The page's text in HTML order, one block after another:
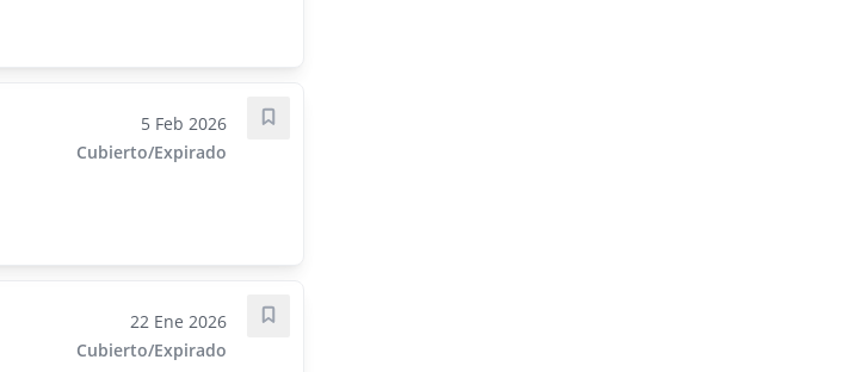
5 Feb 2026
Cubierto/Expirado
Guardar oferta
22 Ene 2026
Cubierto/Expirado
Guardar oferta